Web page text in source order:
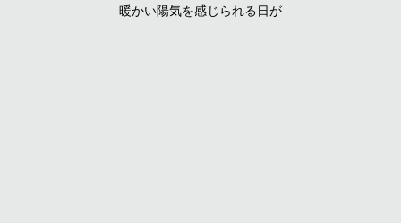
暖かい陽気を感じられる日が